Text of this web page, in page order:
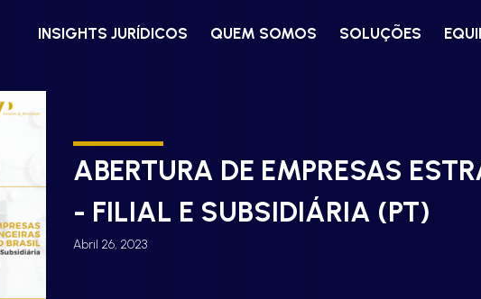
INSIGHTS JURÍDICOS QUEM SOMOS SOLUÇÕES
ABERTURA DE EMPRESAS
- FILIAL E SUBSIDIÁRIA (PT)
Abril 26, 2023